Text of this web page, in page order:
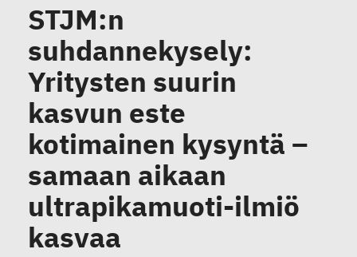
STJM:n
suhdannekysely:
Yritysten suurin
kasvun este
kotimainen kysyntä –
samaan aikaan
ultrapikamuoti-ilmiö
kasvaa